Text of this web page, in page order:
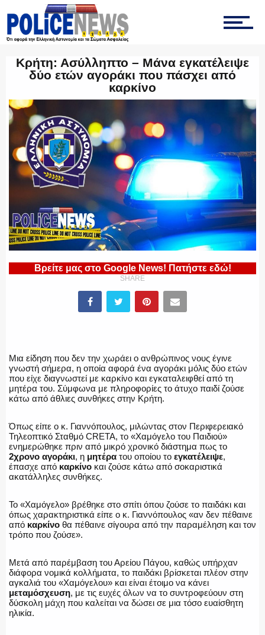
ΤΡΟΧΑΙΑ
ΟΜΑΔΑ “Ζ”
ΠΥΡΟΣΒΕΣΤΙΚΗ
ΛΙΜΕΝΙΚΟ
ΑΣΤΥΝΟΜΙΚΟ ΡΕΠΟΡΤΑΖ
Κρήτη: Ασύλληπτο – Μάνα εγκατέλειψε
δύο ετών αγοράκι που πάσχει από
καρκίνο
Βρείτε μας στο Google News! Πατήστε εδώ!
SHARE
Μια είδηση που δεν την χωράει ο ανθρώπινος νους έγινε
γνωστή σήμερα, η οποία αφορά ένα αγοράκι μόλις δύο ετών
που είχε διαγνωστεί με καρκίνο και εγκαταλειφθεί από τη
μητέρα του. Σύμφωνα με πληροφορίες το άτυχο παιδί ζούσε
κάτω από άθλιες συνθήκες στην Κρήτη.
Όπως είπε ο κ. Γιαννόπουλος, μιλώντας στον Περιφερειακό
Τηλεοπτικό Σταθμό CRETA, το «Χαμόγελο του Παιδιού»
ενημερώθηκε πριν από μικρό χρονικό διάστημα πως το
2χρονο αγοράκι, η μητέρα του οποίου το εγκατέλειψε,
έπασχε από καρκίνο και ζούσε κάτω από σοκαριστικά
ακατάλληλες συνθήκες.
Το «Χαμόγελο» βρέθηκε στο σπίτι όπου ζούσε το παιδάκι και
όπως χαρακτηριστικά είπε ο κ. Γιαννόπουλος «αν δεν πέθαινε
από καρκίνο θα πέθαινε σίγουρα από την παραμέληση και τον
τρόπο που ζούσε».
Μετά από παρέμβαση του Αρείου Πάγου, καθώς υπήρχαν
διάφορα νομικά κολλήματα, το παιδάκι βρίσκεται πλέον στην
αγκαλιά του «Χαμόγελου» και είναι έτοιμο να κάνει
μεταμόσχευση, με τις ευχές όλων να το συντροφεύουν στη
δύσκολη μάχη που καλείται να δώσει σε μια τόσο ευαίσθητη
ηλικία.